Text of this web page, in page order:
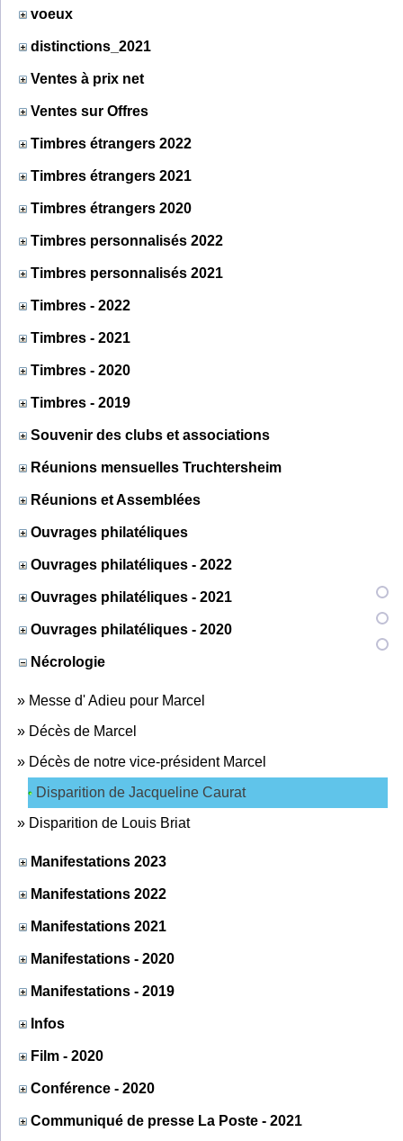
voeux
distinctions_2021
Ventes à prix net
Ventes sur Offres
Timbres étrangers 2022
Timbres étrangers 2021
Timbres étrangers 2020
Timbres personnalisés 2022
Timbres personnalisés 2021
Timbres - 2022
Timbres - 2021
Timbres - 2020
Timbres - 2019
Souvenir des clubs et associations
Réunions mensuelles Truchtersheim
Réunions et Assemblées
Ouvrages philatéliques
Ouvrages philatéliques - 2022
Ouvrages philatéliques - 2021
Ouvrages philatéliques - 2020
Nécrologie
» Messe d' Adieu pour Marcel
» Décès de Marcel
» Décès de notre vice-président Marcel
Disparition de Jacqueline Caurat
» Disparition de Louis Briat
Manifestations 2023
Manifestations 2022
Manifestations 2021
Manifestations - 2020
Manifestations - 2019
Infos
Film - 2020
Conférence - 2020
Communiqué de presse La Poste - 2021